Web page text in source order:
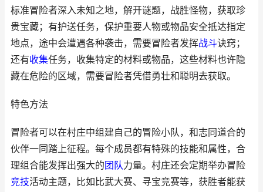
标准冒险者深入未知之地，解开谜题，战胜怪物，获取珍
贵宝藏；有护送任务，保护重要人物或物品安全抵达指定
地点，途中会遭遇各种袭击，需要冒险者发挥战斗诀窍；
还有收集任务，收集特定的材料或物品，这些材料也许隐
藏在危险的区域，需要冒险者凭借勇壮和聪明去获取。
特色方法
冒险者可以在村庄中组建自己的冒险小队，和志同道合的
伙伴一同踏上征程。每个成员都有特殊的技能和属性，合
理组合能发挥出强大的团队力量。村庄还会定期举办冒险
竞技活动主题，比如比武大赛、寻宝竞赛等，获胜者能获